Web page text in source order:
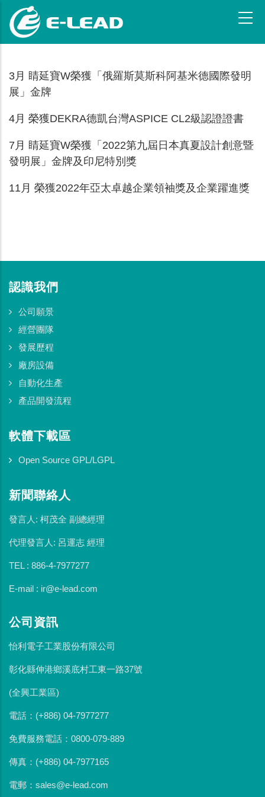
3月 睛延寶W榮獲「俄羅斯莫斯科阿基米德國際發明
展」金牌
4月 榮獲DEKRA德凱台灣ASPICE CL2級認證證書
7月 睛延寶W榮獲「2022第九屆日本真夏設計創意暨
發明展」金牌及印尼特別獎
11月 榮獲2022年亞太卓越企業領袖獎及企業躍進獎
認識我們
公司願景
經營團隊
發展歷程
廠房設備
自動化生產
產品開發流程
軟體下載區
Open Source GPL/LGPL
新聞聯絡人
發言人: 柯茂全 副總經理
代理發言人: 呂運志 經理
TEL : 886-4-7977277
E-mail : ir@e-lead.com
公司資訊
怡利電子工業股份有限公司
彰化縣伸港鄉溪底村工東一路37號
(全興工業區)
電話：(+886) 04-7977277
免費服務電話：0800-079-889
傳真：(+886) 04-7977165
電郵：sales@e-lead.com